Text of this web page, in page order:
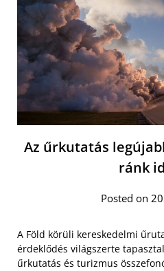
Az űrkutatás
ránk
Posted on
A Föld körüli kereskedelmi
érdeklődés világszerte
űrkutatás és turizmus